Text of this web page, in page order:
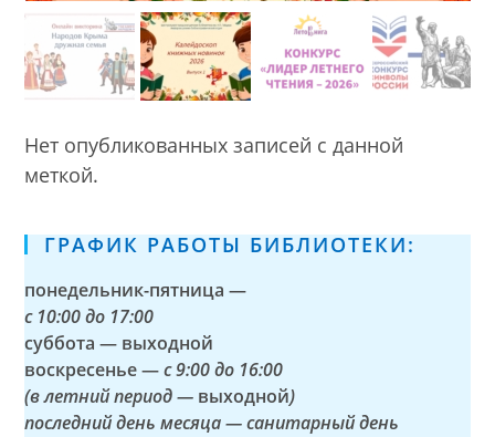
Нет опубликованных записей с данной
меткой.
ГРАФИК РАБОТЫ БИБЛИОТЕКИ:
понедельник-пятница —
с 10:00 до 17:00
суббота — выходной
воскресенье —с 9:00 до 16:00
(в летний период — выходной)
последний день месяца — санитарный день